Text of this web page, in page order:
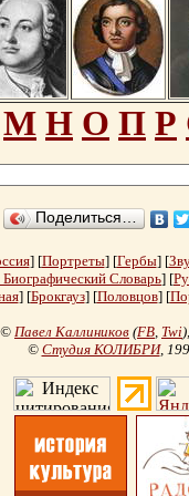
М Н О П Р
Поделиться…
] [Портреты] [Гербы] [
Словарь] [
] [Брокгауз] [Половцов] [
© Павел Каллиников (FB, Twi)
© Студия КОЛИБРИ,